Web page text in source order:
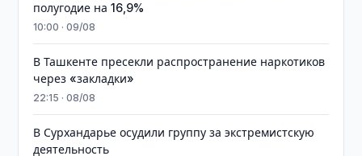
полугодие на 16,9%
10:00 · 09/08
В Ташкенте пресекли распространение наркотиков
через «закладки»
22:15 · 08/08
В Сурхандарье осудили группу за экстремистскую
деятельность